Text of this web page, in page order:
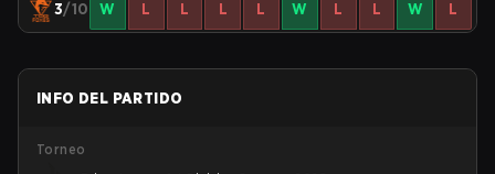
3/10 W L L L L W L L W L
INFO DEL PARTIDO
Torneo